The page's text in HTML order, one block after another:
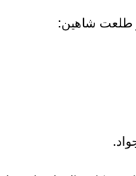
طلعت شاهين: